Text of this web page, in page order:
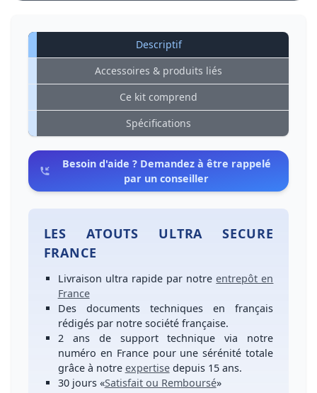
Descriptif
Accessoires & produits liés
Ce kit comprend
Spécifications
Besoin d'aide ? Demandez à être rappelé
par un conseiller
LES ATOUTS ULTRA SECURE
FRANCE
Livraison ultra rapidepar notreentrepôt en
France
Des documents techniques en français
rédigés par notre société française.
2 ans de support technique via notre
numéro en Francepour unesérénité totale
grâce à notre expertisedepuis 15 ans.
30 jours «Satisfait ou Remboursé»